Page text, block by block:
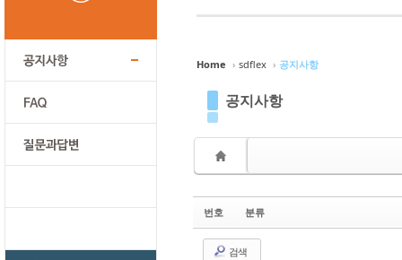
Home › sdflex › 공지사항
공지사항
번호 분류
검색
Sketchbook5, 스케치북5
Sketchbook5, 스케치북5
Sketchbook5, 스케치북5
Sketchbook5, 스케치북5